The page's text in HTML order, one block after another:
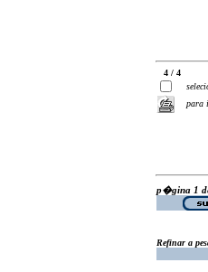
4 / 4
para
p�gina 1
Refinar a